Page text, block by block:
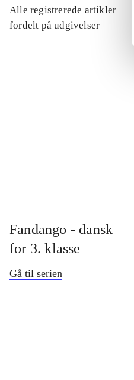
Alle registrerede artikler
fordelt på udgivelser
Fandango - dansk
for 3. klasse
Gå til serien